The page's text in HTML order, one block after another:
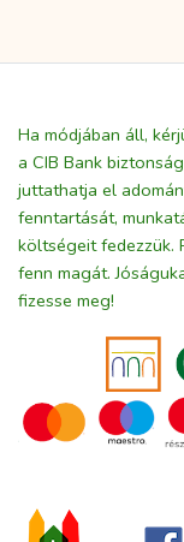
Ha módjában áll,
a CIB Bank
juttathatja el
fenntartását,
költségeit fedezzük.
fenn magát.
fizesse meg!